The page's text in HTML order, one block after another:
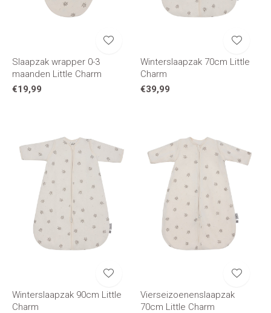
Slaapzak wrapper 0-3
maanden Little Charm
€19,99
Winterslaapzak 70cm Little
Charm
€39,99
Winterslaapzak 90cm Little
Charm
Vierseizoenenslaapzak
70cm Little Charm